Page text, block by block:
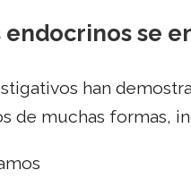
se
han
de muchas formas,